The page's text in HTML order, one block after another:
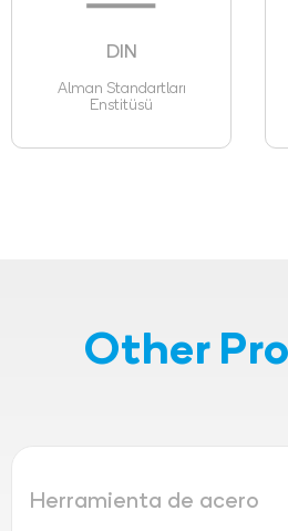
DIN
Alman Standartları
Enstitüsü
Other
Herramienta de acero